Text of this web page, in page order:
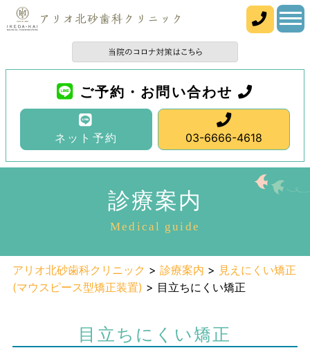
ご予約・お問い合わせ
ネット予約 03-6666-4618
診療案内
Medical guide
アリオ北砂歯科クリニック > 診療案内 > 見えにくい矯正
(マウスピース型矯正装置) > 目立ちにくい矯正
目立ちにくい矯正